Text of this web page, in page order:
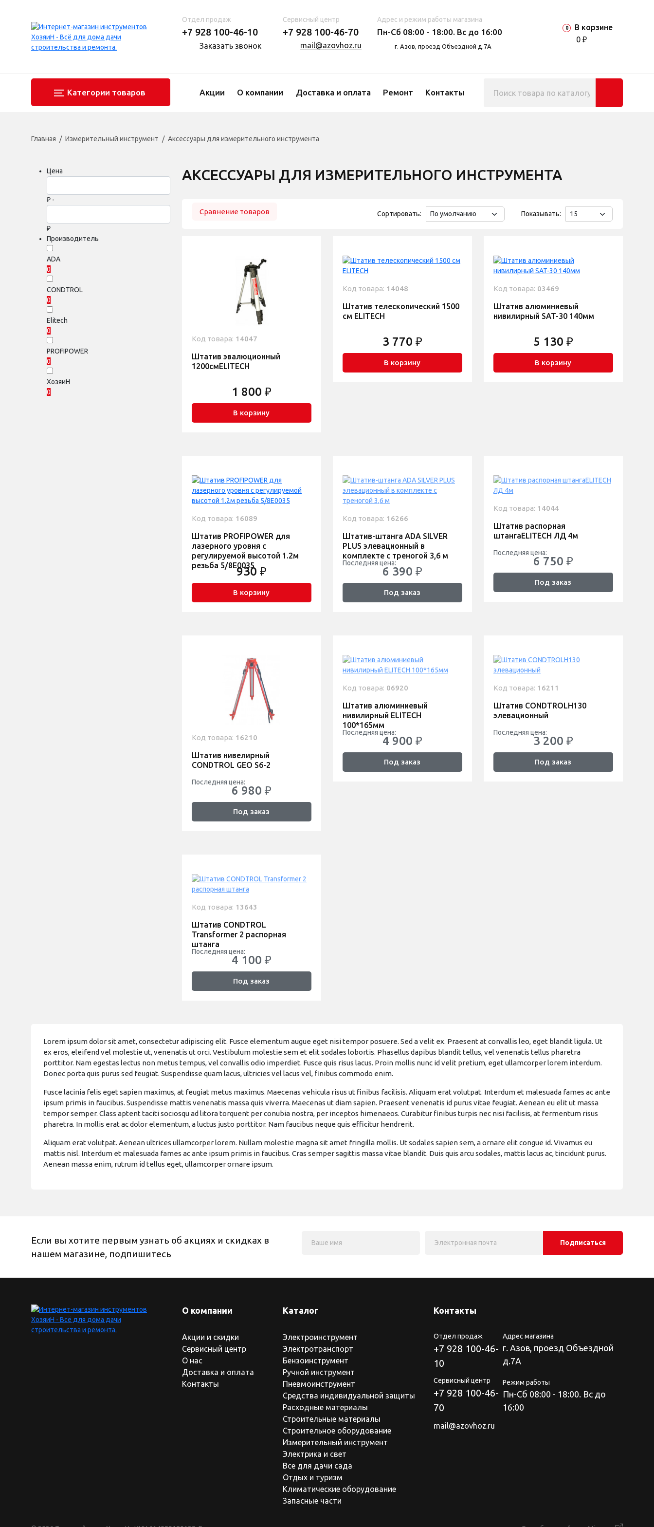
Отдел продаж
+7 928 100-46-10
Заказать звонок
Сервисный центр
+7 928 100-46-70
mail@azovhoz.ru
Адрес и режим работы магазина
Пн-Сб 08:00 - 18:00. Вс до 16:00
г. Азов, проезд Объездной д.7А
В корзине
0
0 ₽
Категории товаров Акции О компании Доставка и оплата Ремонт Контакты
Главная Измерительный инструмент Аксессуары для измерительного инструмента
Цена
₽ -
₽
Производитель
ADA
0
CONDTROL
0
Elitech
0
PROFIPOWER
0
ХозяиН
0
АКСЕССУАРЫ ДЛЯ ИЗМЕРИТЕЛЬНОГО ИНСТРУМЕНТА
Сравнение товаров Сортировать: Показывать:
Код товара: 14047
Штатив эвалюционный
1200смELITECH
1 800 ₽
В корзину
Код товара: 14048
Штатив телескопический 1500
см ELITECH
3 770 ₽
В корзину
Код товара: 03469
Штатив алюминиевый
нивилирный SAT-30 140мм
5 130 ₽
В корзину
Код товара: 16089
Штатив PROFIPOWER для
лазерного уровня с
регулируемой высотой 1.2м
резьба 5/8E0035
930 ₽
В корзину
Код товара: 16266
Штатив-штанга ADA SILVER
PLUS элевационный в
комплекте с треногой 3,6 м
Последняя цена:
6 390 ₽
Под заказ
Код товара: 14044
Штатив распорная
штангаELITECH ЛД 4м
Последняя цена:
6 750 ₽
Под заказ
Код товара: 16210
Штатив нивелирный
CONDTROL GEO S6-2
Последняя цена:
6 980 ₽
Под заказ
Код товара: 06920
Штатив алюминиевый
нивилирный ELITECH
100*165мм
Последняя цена:
4 900 ₽
Под заказ
Код товара: 16211
Штатив CONDTROLН130
элевационный
Последняя цена:
3 200 ₽
Под заказ
Код товара: 13643
Штатив CONDTROL
Transformer 2 распорная
штанга
Последняя цена:
4 100 ₽
Под заказ
Lorem ipsum dolor sit amet, consectetur adipiscing elit. Fusce elementum augue eget nisi tempor posuere. Sed a velit ex. Praesent at convallis leo, eget blandit ligula. Ut
ex eros, eleifend vel molestie ut, venenatis ut orci. Vestibulum molestie sem et elit sodales lobortis. Phasellus dapibus blandit tellus, vel venenatis tellus pharetra
porttitor. Nam egestas lectus non metus tempus, vel convallis odio imperdiet. Fusce quis risus lacus. Proin mollis nunc id velit pretium, eget ullamcorper lorem interdum.
Donec porta quis purus sed feugiat. Suspendisse quam lacus, ultricies vel lacus vel, finibus commodo enim.
Fusce lacinia felis eget sapien maximus, at feugiat metus maximus. Maecenas vehicula risus ut finibus facilisis. Aliquam erat volutpat. Interdum et malesuada fames ac ante
ipsum primis in faucibus. Suspendisse mattis venenatis massa quis viverra. Maecenas ut diam sapien. Praesent venenatis id purus vitae feugiat. Aenean eu elit ut massa
tempor semper. Class aptent taciti sociosqu ad litora torquent per conubia nostra, per inceptos himenaeos. Curabitur finibus turpis nec nisi facilisis, at fermentum risus
pharetra. In mollis erat ac dolor elementum, a luctus justo porttitor. Nam faucibus neque quis efficitur hendrerit.
Aliquam erat volutpat. Aenean ultrices ullamcorper lorem. Nullam molestie magna sit amet fringilla mollis. Ut sodales sapien sem, a ornare elit congue id. Vivamus eu
mattis nisl. Interdum et malesuada fames ac ante ipsum primis in faucibus. Cras semper sagittis massa vitae blandit. Duis quis arcu sodales, mattis lacus ac, tincidunt purus.
Aenean massa enim, rutrum id tellus eget, ullamcorper ornare ipsum.
Если вы хотите первым узнать об акциях и скидках в
нашем магазине, подпишитесь
Подписаться
О компании
Акции и скидки
Сервисный центр
О нас
Доставка и оплата
Контакты
Каталог
Электроинструмент
Электротранспорт
Бензоинструмент
Ручной инструмент
Пневмоинструмент
Средства индивидуальной защиты
Расходные материалы
Строительные материалы
Строительное оборудование
Измерительный инструмент
Электрика и свет
Все для дачи сада
Отдых и туризм
Климатические оборудование
Запасные части
Контакты
Отдел продаж
+7 928 100-46-
10
Сервисный центр
+7 928 100-46-
70
mail@azovhoz.ru
Адрес магазина
г. Азов, проезд Объездной
д.7А
Режим работы
Пн-Сб 08:00 - 18:00. Вс до
16:00